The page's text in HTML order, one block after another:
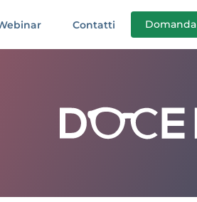
Contatti Domanda